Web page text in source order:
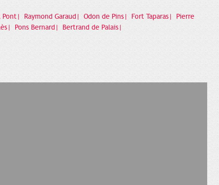
Pont| Raymond Garaud| Odon de Pins| Fort Taparas|
Pierre
Pons Bernard| Bertrand de Palais|